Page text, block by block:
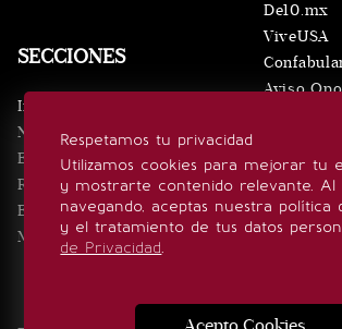
Respetamos tu privacidad
Utilizamos cookies para mejorar tu
y mostrarte contenido relevante. Al
navegando, aceptas nuestra política
y el tratamiento de tus datos
de Privacidad.
SECCIONES
Inicio
Noticias
Eventos
Realeza
Estilo de vida
Minuto x Minuto
De10.mx
ViveUSA
Aviso